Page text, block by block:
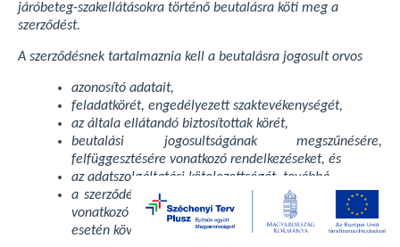
járóbeteg-szakellátásokra történő beutalásra köti meg a
szerződést.
A szerződésnek tartalmaznia kell a beutalásra jogosult orvos
azonosító adatait,
feladatkörét, engedélyezett szaktevékenységét,
az általa ellátandó biztosítottak körét,
beutalási jogosultságának megszűnésére,
felfüggesztésére vonatkozó rendelkezéseket, és
az adatszolgáltatási kötelezettségét, továbbá
a szerződés hatályát, módosítására és felmondására
vonatkozó rendelkezéseket, a szerződés megszűnése
esetén követendő eljárást.